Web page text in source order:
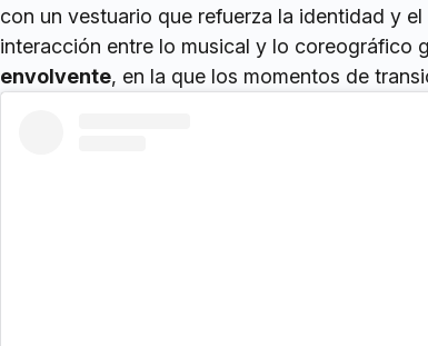
con un vestuario que refuerza la identidad y
interacción entre lo musical y lo coreográfico
envolvente, en la que los momentos de